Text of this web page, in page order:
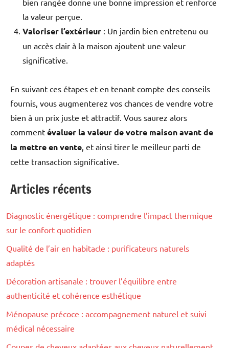
la valeur perçue.
Valoriser l’extérieur : Un jardin bien entretenu ou
un accès clair à la maison ajoutent une valeur
significative.
En suivant ces étapes et en tenant compte des conseils
fournis, vous augmenterez vos chances de vendre votre
bien à un prix juste et attractif. Vous saurez alors
comment évaluer la valeur de votre maison avant de
la mettre en vente , et ainsi tirer le meilleur parti de
cette transaction significative.
Articles récents
Diagnostic énergétique : comprendre l’impact thermique
sur le confort quotidien
Qualité de l’air en habitacle : purificateurs naturels
adaptés
Décoration artisanale : trouver l’équilibre entre
authenticité et cohérence esthétique
Ménopause précoce : accompagnement naturel et suivi
médical nécessaire